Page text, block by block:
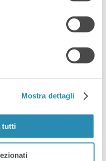
Mostra dettagli
tutti
una
casi